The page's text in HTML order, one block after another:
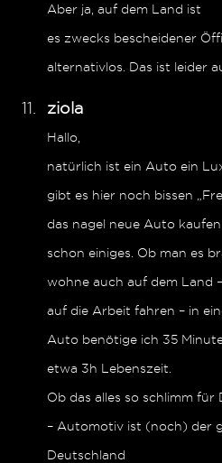
Aber ja, auf dem Land ist
es zwecks bescheidener
alternativlos. Das ist leider
ziola
Hallo,
natürlich ist ein Auto ein
gibt es hier noch bissen
das nagel neue Auto
schon einiges. Ob man es
wohne auch auf dem Land
auf die Arbeit fahren – in
Auto benötige ich 35
etwa 3h Lebenszeit.
Ob das alles so schlimm für
– Automotiv ist (noch) der
Deutschland